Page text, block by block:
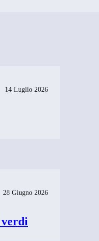
14 Luglio 2026
28 Giugno 2026